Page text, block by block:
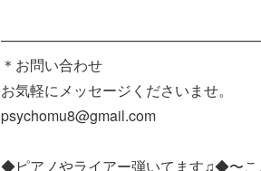
＊お問い合わせ
お気軽にメッセージくださいませ。
psychomu8@gmail.com
◆ピアノやライアー弾いてます♫◆〜こ